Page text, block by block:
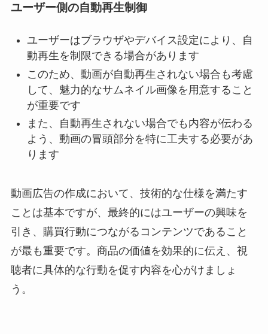
ユーザー側の自動再生制御
ユーザーはブラウザやデバイス設定により、自
動再生を制限できる場合があります
このため、動画が自動再生されない場合も考慮
して、魅力的なサムネイル画像を用意すること
が重要です
また、自動再生されない場合でも内容が伝わる
よう、動画の冒頭部分を特に工夫する必要があ
ります
動画広告の作成において、技術的な仕様を満たす
ことは基本ですが、最終的にはユーザーの興味を
引き、購買行動につながるコンテンツであること
が最も重要です。商品の価値を効果的に伝え、視
聴者に具体的な行動を促す内容を心がけましょ
う。